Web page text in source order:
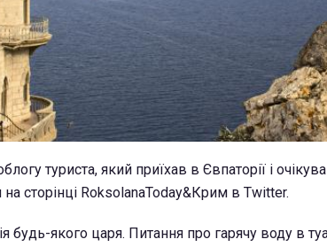
туриста, який приїхав в Євпаторії і
сторінці RoksolanaToday&Крим в Twitter.
будь-якого царя. Питання про гарячу воду в